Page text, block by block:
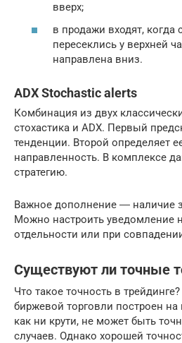
вверх;
в продажи входят, когда
пересеклись у верхней
направлена вниз.
ADX Stochastic alerts
Комбинация из двух
стохастика и ADX. Первый
тенденции. Второй определяет
направленность. В комплексе
стратегию.
Важное дополнение ― наличие
Можно настроить уведомление
отдельности или при
Существуют ли точные
Что такое точность в
биржевой торговли построен на
как ни крути, не может быть
случаев. Однако хорошей